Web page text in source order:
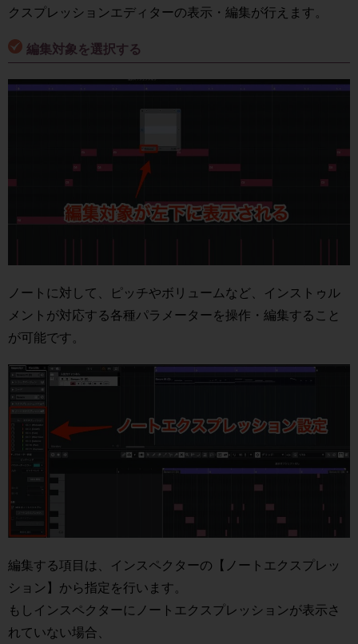
クスプレッションエディターの表示・編集が行えます。
編集対象を選択する
ノートに対して、ピッチやボリュームなど、インストゥル
メントが対応する各種パラメーターを操作・編集すること
が可能です。
編集する項目は、インスペクターの【ノートエクスプレッ
ション】から指定を行います。
もしインスペクターにノートエクスプレッションが表示さ
れていない場合、